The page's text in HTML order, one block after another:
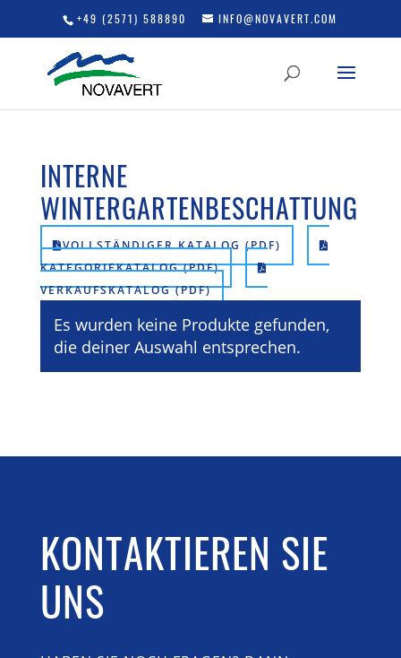
+49 (2571) 588890 INFO@NOVAVERT.COM
INTERNE
WINTERGARTENBESCHATTUNG
VOLLSTÄNDIGER KATALOG (PDF)
KATEGORIEKATALOG (PDF)
VERKAUFSKATALOG (PDF)
Es wurden keine Produkte gefunden,
die deiner Auswahl entsprechen.
KONTAKTIEREN SIE
UNS